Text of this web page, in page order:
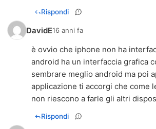
Rispondi
DavidE16 anni fa
è ovvio che iphone non ha
android ha un interfaccia grafica
sembrare meglio android ma poi
applicazione ti accorgi che come
non riescono a farle gli altri
Rispondi